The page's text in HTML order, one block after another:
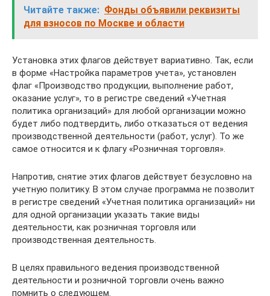
Читайте также: Фонды объявили реквизиты
для взносов по Москве и области
Установка этих флагов действует вариативно. Так, если
в форме «Настройка параметров учета», установлен
флаг «Производство продукции, выполнение работ,
оказание услуг», то в регистре сведений «Учетная
политика организаций» для любой организации можно
будет либо подтвердить, либо отказаться от ведения
производственной деятельности (работ, услуг). То же
самое относится и к флагу «Розничная торговля».
Напротив, снятие этих флагов действует безусловно на
учетную политику. В этом случае программа не позволит
в регистре сведений «Учетная политика организаций» ни
для одной организации указать такие виды
деятельности, как розничная торговля или
производственная деятельность.
В целях правильного ведения производственной
деятельности и розничной торговли очень важно
помнить о следующем.